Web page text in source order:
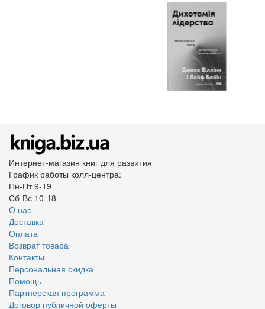
Интернет-магазин книг для развития
График работы колл-центра:
Пн-Пт 9-19
Сб-Вс 10-18
О нас
Доставка
Оплата
Возврат товара
Контакты
Персональная скидка
Помощь
Партнерская программа
Договор публичной оферты